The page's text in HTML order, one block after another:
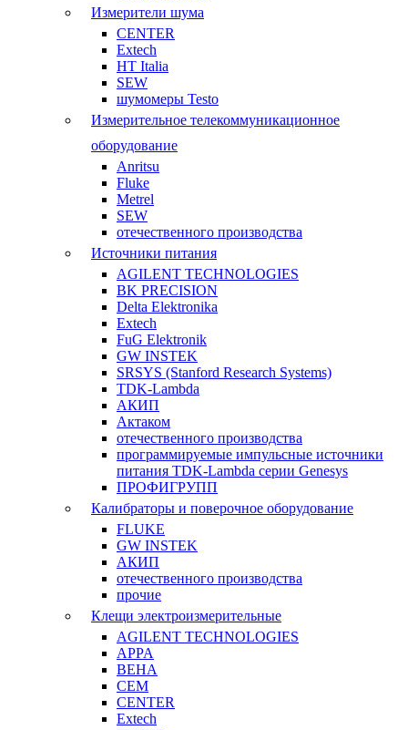
Измерители шума
CENTER
Extech
HT Italia
SEW
шумомеры Testo
Измерительное телекоммуникационное
оборудование
Anritsu
Fluke
Metrel
SEW
отечественного производства
Источники питания
AGILENT TECHNOLOGIES
BK PRECISION
Delta Elektronika
Extech
FuG Elektronik
GW INSTEK
SRSYS (Stanford Research Systems)
TDK-Lambda
АКИП
Актаком
отечественного производства
программируемые импульсные источники
питания TDK-Lambda серии Genesys
ПРОФИГРУПП
Калибраторы и поверочное оборудование
FLUKE
GW INSTEK
АКИП
отечественного производства
прочие
Клещи электроизмерительные
AGILENT TECHNOLOGIES
APPA
BEHA
CEM
CENTER
Extech